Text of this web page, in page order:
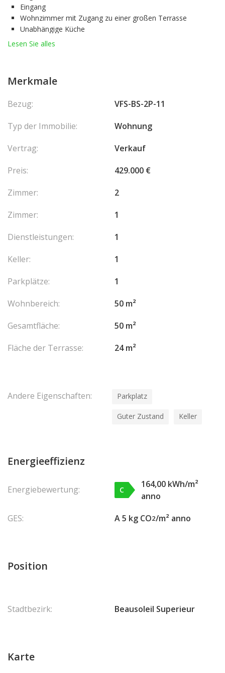
Eingang
Wohnzimmer mit Zugang zu einer großen Terrasse
Unabhängige Küche
Große Terrasse mit Blick auf das Mittelmeer und Monaco
Ein Parkplatz und ein Keller vervollständigen dieses Anwesen.
inclut 121 lot(s) pour un montant annuel de la quote-part du
procédure en cours Les honoraires sont à la charge du vendeur.
Lesen Sie alles
Merkmale
Bezug:
VFS-BS-2P-11
Typ der Immobilie:
Wohnung
Vertrag:
Verkauf
Preis:
429.000 €
Zimmer:
2
Zimmer:
1
Dienstleistungen:
1
Keller:
1
Parkplätze:
1
Wohnbereich:
50 m²
Gesamtfläche:
50 m²
Fläche der Terrasse:
24 m²
Andere Eigenschaften: Parkplatz
Guter Zustand Keller
Energieeffizienz
Energiebewertung: C
164,00 kWh/m²
anno
GES:
A 5 kg CO2/m² anno
Position
Stadtbezirk: Beausoleil Superieur
Karte